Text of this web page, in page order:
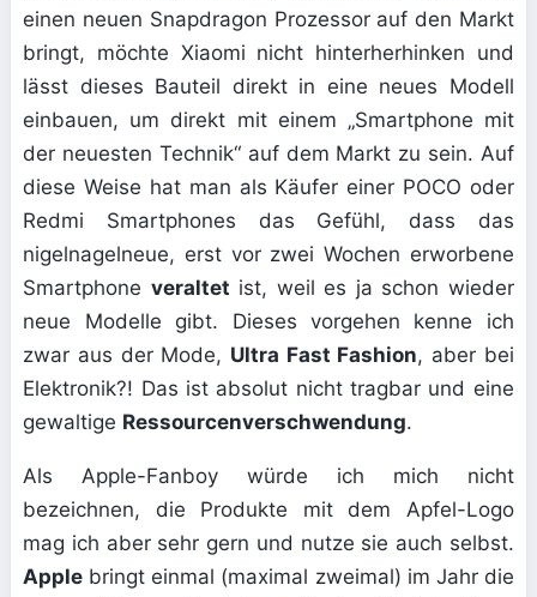
einen neuen Snapdragon Prozessor auf den Markt
bringt, möchte Xiaomi nicht hinterherhinken und
lässt dieses Bauteil direkt in eine neues Modell
einbauen, um direkt mit einem „Smartphone mit
der neuesten Technik“ auf dem Markt zu sein. Auf
diese Weise hat man als Käufer einer POCO oder
Redmi Smartphones das Gefühl, dass das
nigelnagelneue, erst vor zwei Wochen erworbene
Smartphone veraltet ist, weil es ja schon wieder
neue Modelle gibt. Dieses vorgehen kenne ich
zwar aus der Mode, Ultra Fast Fashion, aber bei
Elektronik?! Das ist absolut nicht tragbar und eine
gewaltige Ressourcenverschwendung.
Als Apple-Fanboy würde ich mich nicht
bezeichnen, die Produkte mit dem Apfel-Logo
mag ich aber sehr gern und nutze sie auch selbst.
Apple bringt einmal (maximal zweimal) im Jahr die